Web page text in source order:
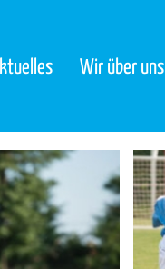
Wir über uns